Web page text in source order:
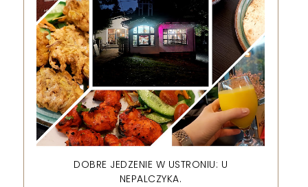
DOBRE JEDZENIE W USTRONIU: U
NEPALCZYKA.